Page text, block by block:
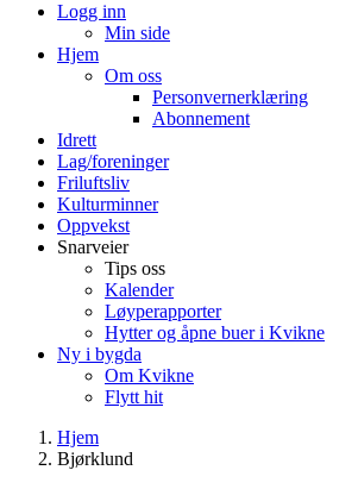
Logg inn
Min side
Hjem
Om oss
Personvernerklæring
Abonnement
Idrett
Lag/foreninger
Friluftsliv
Kulturminner
Oppvekst
Snarveier
Tips oss
Kalender
Løyperapporter
Hytter og åpne buer i Kvikne
Ny i bygda
Om Kvikne
Flytt hit
Hjem
Bjørklund